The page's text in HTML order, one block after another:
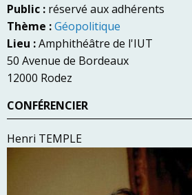
Public : réservé aux adhérents
Thème :Géopolitique
Lieu :Amphithéâtre de l'IUT
50 Avenue de Bordeaux
12000 Rodez
CONFÉRENCIER
Henri TEMPLE